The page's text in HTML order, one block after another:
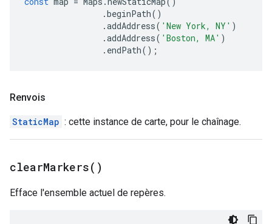
.beginPath()
.addAddress( 'New York, NY' )
.addAddress( 'Boston, MA' )
. endPath();
Renvois
StaticMap : cette instance de carte, pour le chaînage.
clearMarkers( )
Efface l'ensemble actuel de repères.